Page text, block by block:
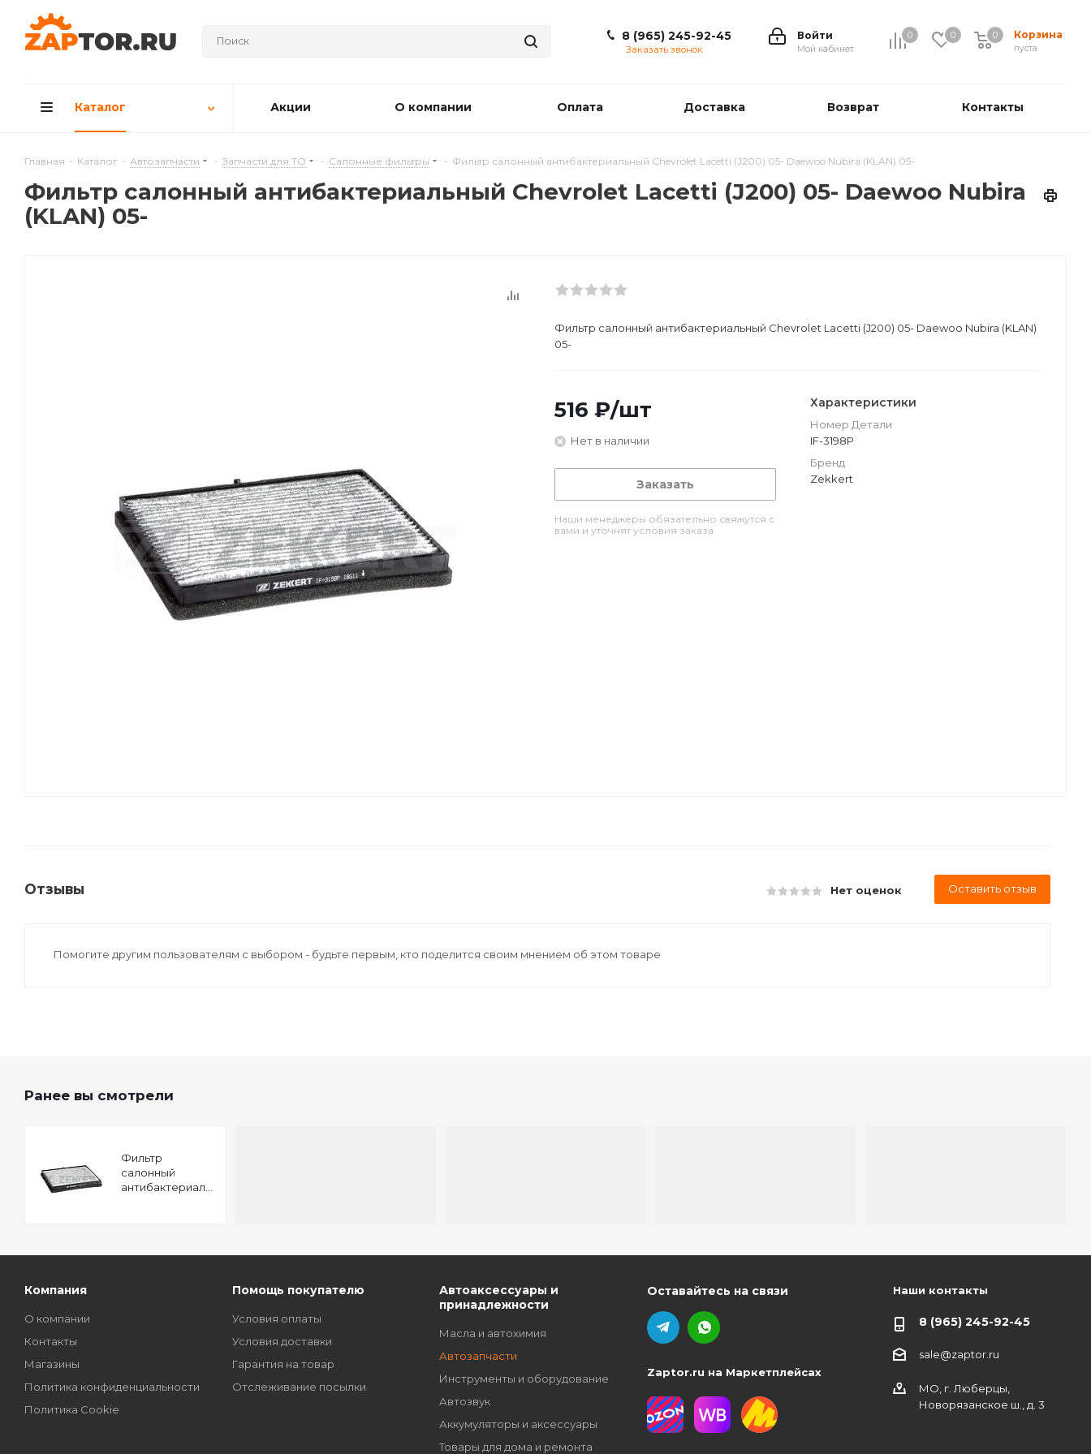
0 0 Корзина
0
пуста
0
Войти
Мой кабинет
8 (965) 245-92-45
Заказать звонок
Каталог Акции О компании Оплата Доставка Возврат Контакты
Главная - Каталог - Автозапчасти - Запчасти для ТО - Салонные фильтры - Фильтр салонный антибактериальный Chevrolet Lacetti (J200) 05- Daewoo Nubira (KLAN) 05-
Фильтр салонный антибактериальный Chevrolet Lacetti (J200) 05- Daewoo Nubira
(KLAN) 05-
Фильтр салонный антибактериальный Chevrolet Lacetti (J200) 05- Daewoo Nubira (KLAN)
05-
516 ₽/шт
Нет в наличии
Заказать
Наши менеджеры обязательно свяжутся с
вами и уточнят условия заказа
Характеристики
Номер Детали
IF-3198P
Бренд
Zekkert
Отзывы Нет оценок Оставить отзыв
Помогите другим пользователям с выбором - будьте первым, кто поделится своим мнением об этом товаре
Ранее вы смотрели
Фильтр
салонный
антибактериальный
Компания
О компании
Контакты
Магазины
Политика конфиденциальности
Политика Cookie
Помощь покупателю
Условия оплаты
Условия доставки
Гарантия на товар
Отслеживание посылки
Автоаксессуары и
принадлежности
Масла и автохимия
Автозапчасти
Инструменты и оборудование
Автозвук
Аккумуляторы и аксессуары
Товары для дома и ремонта
Оставайтесь на связи
Zaptor.ru на Маркетплейсах
Наши контакты
8 (965) 245-92-45
sale@zaptor.ru
МО, г. Люберцы,
Новорязанское ш., д. 3